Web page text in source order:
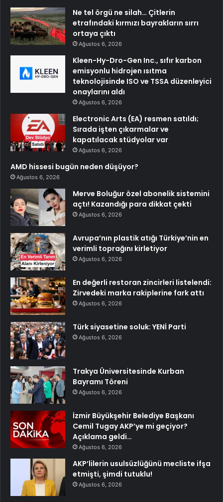
Ne tel örgü ne silah… Çitlerin
etrafındaki kırmızı bayrakların sırrı
ortaya çıktı
Ağustos 6, 2026
Kleen-Hy-Dro-Gen Inc., sıfır karbon
emisyonlu hidrojen ısıtma
teknolojisinde ISO ve TSSA düzenleyici
onaylarını aldı
Ağustos 6, 2026
Electronic Arts (EA) resmen satıldı;
Sırada işten çıkarmalar ve
kapatılacak stüdyolar var
Ağustos 6, 2026
AMD hissesi bugün neden düşüyor?
Ağustos 6, 2026
Merve Boluğur özel abonelik sistemini
açtı! Kazandığı para dikkat çekti
Ağustos 6, 2026
Avrupa’nın plastik atığı Türkiye’nin en
verimli toprağını kirletiyor
Ağustos 6, 2026
En değerli restoran zincirleri listelendi:
Zirvedeki marka rakiplerine fark attı
Ağustos 6, 2026
Türk siyasetine soluk: YENİ Parti
Ağustos 6, 2026
Trakya Üniversitesinde Kurban
Bayramı Töreni
Ağustos 6, 2026
İzmir Büyükşehir Belediye Başkanı
Cemil Tugay AKP’ye mi geçiyor?
Açıklama geldi…
Ağustos 6, 2026
AKP’lilerin usulsüzlüğünü mecliste ifşa
etmişti, şimdi tutuklu!
Ağustos 6, 2026